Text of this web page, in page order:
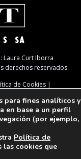
Laura Curt Iborra
derechos reservados
de Cookies
101| Fax 933 183 505
para fines analíticos y
en base a un perfil
(por ejemplo,
Política de
las cookies que